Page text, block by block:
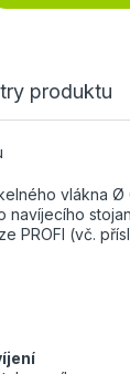
produktu
vlákna Ø
PROFI (vč.